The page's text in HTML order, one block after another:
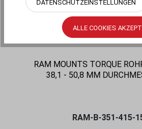
RAM MOUNTS TORQUE
38,1 - 50,8 MM
RAM-B-351-415-
DATENSCHUTZEINSTELLUNGEN
ALLE COOKIES